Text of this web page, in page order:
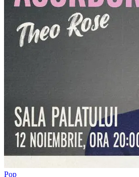
Pop